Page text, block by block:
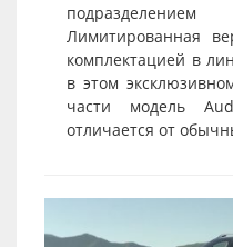
Лимитированная
комплектацией в
в этом
части модель
отличается от